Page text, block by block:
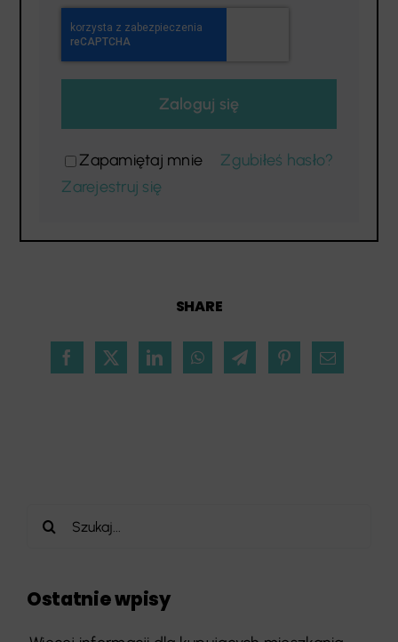
SHARE
Zaloguj się
Zapamiętaj mnie
Zgubiłeś hasło?
Zarejestruj się
Szukaj
Ostatnie wpisy